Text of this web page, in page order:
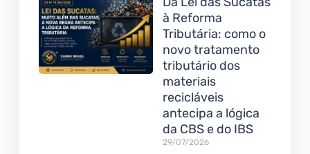
à Reforma
Tributária: como o
novo tratamento
tributário dos
materiais
recicláveis
antecipa a lógica
da CBS e do IBS
29/07/2026